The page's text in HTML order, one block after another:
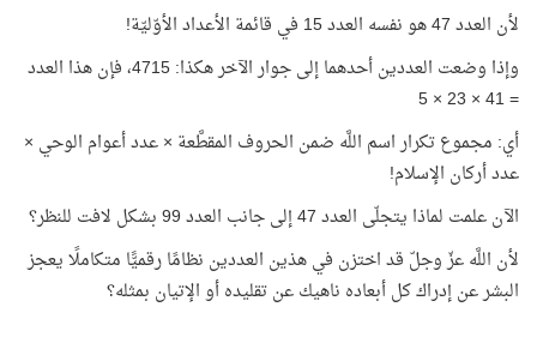
لأن العدد 47 هو نفسه العدد 15 في قائمة الأعداد الأوّليّة!
وإذا وضعت العددين أحدهما إلى جوار الآخر هكذا: 4715، فإن هذا العدد
= 41 × 23 × 5
أي: مجموع تكرار اسم اللَّه ضمن الحروف المقطَّعة × عدد أعوام الوحي ×
عدد أركان الإسلام!
الآن علمت لماذا يتجلّى العدد 47 إلى جانب العدد 99 بشكل لافت للنظر؟
لأن اللَّه عزّ وجلّ قد اختزن في هذين العددين نظامًا رقميًّا متكاملًا يعجز
البشر عن إدراك كل أبعاده ناهيك عن تقليده أو الإتيان بمثله؟